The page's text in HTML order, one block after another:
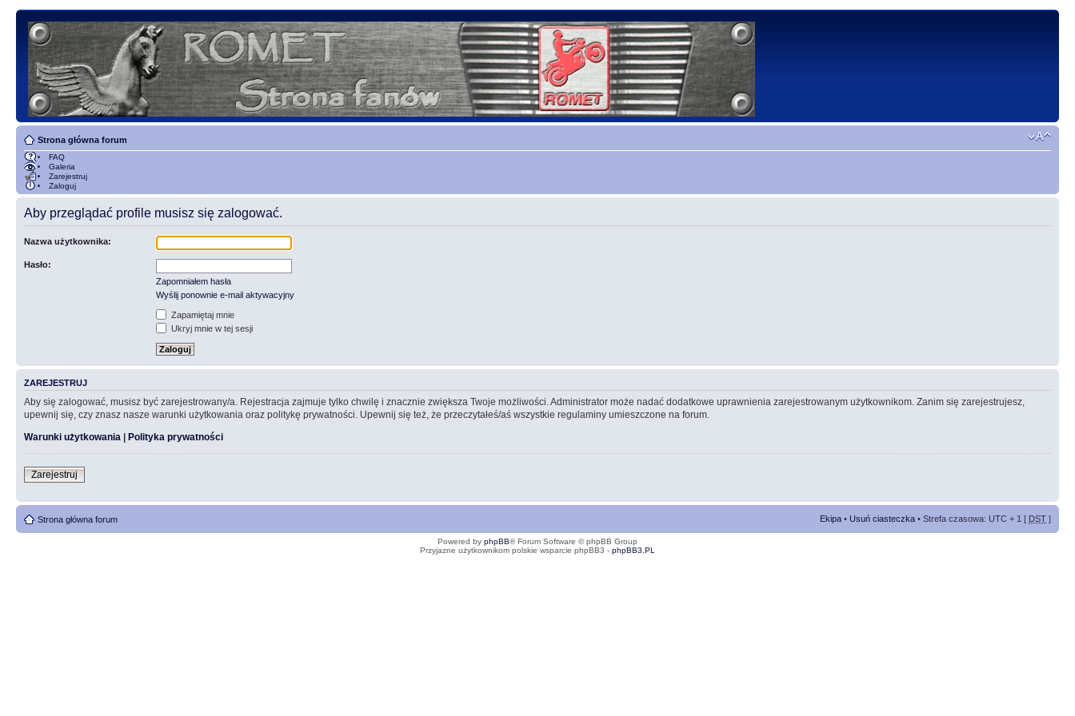
Strona główna forum
FAQ
Galeria
Zarejestruj
Zaloguj
Aby przeglądać profile musisz się zalogować.
Nazwa użytkownika:
Hasło:
Zapomniałem hasła
Wyślij ponownie e-mail aktywacyjny
Zapamiętaj mnie
Ukryj mnie w tej sesji
ZAREJESTRUJ
Aby się zalogować, musisz być zarejestrowany/a. Rejestracja zajmuje tylko chwilę i znacznie zwiększa Twoje możliwości. Administrator może nadać dodatkowe uprawnienia zarejestrowanym użytkownikom. Zanim się zarejestrujesz,
upewnij się, czy znasz nasze warunki użytkowania oraz politykę prywatności. Upewnij się też, że przeczytałeś/aś wszystkie regulaminy umieszczone na forum.
Warunki użytkowania | Polityka prywatności
Zarejestruj
Strona główna forum Ekipa • Usuń ciasteczka • Strefa czasowa: UTC + 1 [ DST ]
Powered by phpBB® Forum Software © phpBB Group
Przyjazne użytkownikom polskie wsparcie phpBB3 - phpBB3.PL